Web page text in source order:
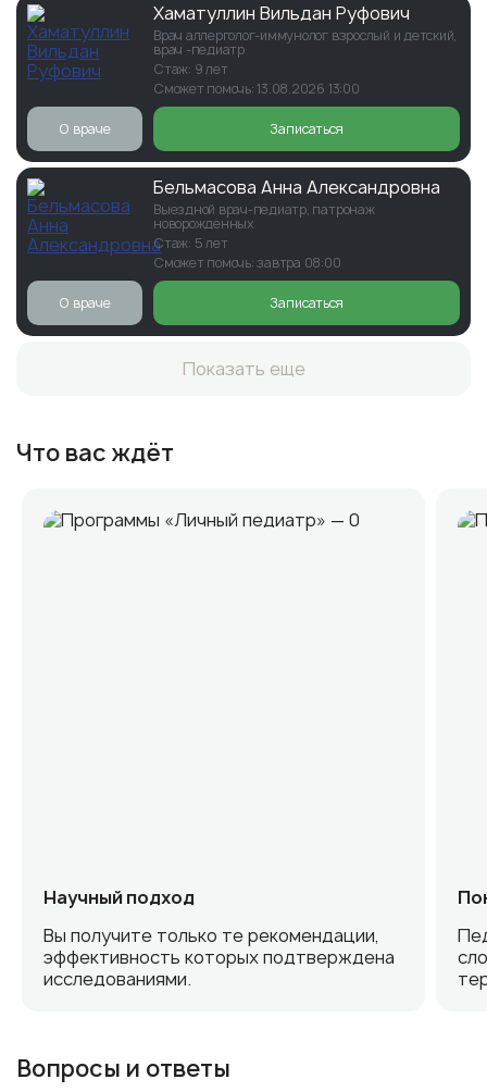
Хаматуллин Вильдан Руфович
Врач аллерголог-иммунолог взрослый и детский,
врач -педиатр
Стаж: 9 лет
Сможет помочь: 13.08.2026 13:00
О враче Записаться
Бельмасова Анна Александровна
Выездной врач-педиатр, патронаж
новорожденных
Стаж: 5 лет
Сможет помочь: завтра 08:00
О враче Записаться
Показать еще
Что вас ждёт
Научный подход
Вы получите только те рекомендации,
эффективность которых подтверждена
исследованиями.
Вопросы и ответы